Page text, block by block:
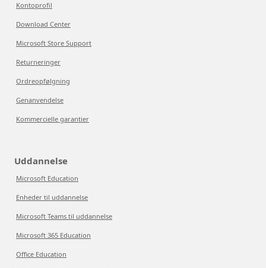
Kontoprofil
Download Center
Microsoft Store Support
Returneringer
Ordreopfølgning
Genanvendelse
Kommercielle garantier
Uddannelse
Microsoft Education
Enheder til uddannelse
Microsoft Teams til uddannelse
Microsoft 365 Education
Office Education